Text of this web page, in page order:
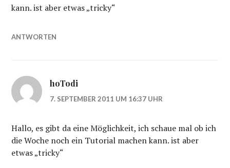
kann. ist aber etwas „tricky“
ANTWORTEN
hoTodi
7. SEPTEMBER 2011 UM 16:37 UHR
Hallo, es gibt da eine Möglichkeit, ich schaue mal ob ich
die Woche noch ein Tutorial machen kann. ist aber
etwas „tricky“